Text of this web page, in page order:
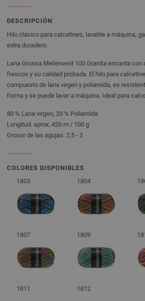
DESCRIPCIÓN
Hilo clásico para calcetines, lavable a máquina,
extra duradero.
Lana Grossa Meilenweit 100 Granita encanta con
frescos y su calidad probada. El hilo para
compuesto de lana virgen y poliamida, es
forma y se puede lavar a máquina. Ideal para
80 % Lana virgen, 20 % Poliamida
Longitud: aprox. 420 m / 100 g
Grosor de las agujas: 2,5 - 3
COLORES DISPONIBLES
1803
1804
1807 1809
1811 1812